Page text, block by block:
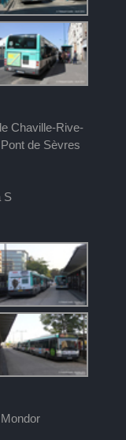
Chaville-Rive-
de Sèvres
S